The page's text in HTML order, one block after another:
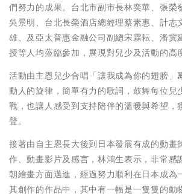
們努力的成果。台北市副市長林奕華、張榮
吳景明、台北長榮酒店總經理蔡素惠、計志
雄、及亞太普惠金融公司副總宋霖耘、潘冀
授等人均蒞臨參加，展現對兒少及活動的高
活動由主恩兒少合唱「讓我成為你的翅膀」
動人的旋律，簡單有力的歌詞，鼓舞每位兒
戰，也讓人感受到支持陪伴的溫暖與希望，
聲。
接著由自主恩長大後到日本發展有成的動
作、動畫影片及感言，林鴻生表示，非常感
朝繪畫方面邁進，經過努力順利在日本成為
其創作的作品中，其中有一幅是一隻隻的動